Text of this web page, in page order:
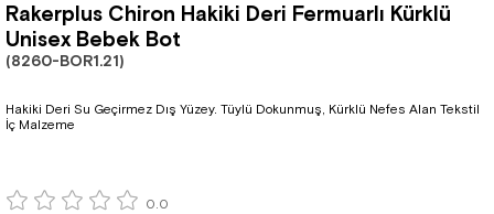
Rakerplus Chiron Hakiki Deri Fermuarlı Kürklü
Unisex Bebek Bot
(8260-BOR1.21)
Hakiki Deri Su Geçirmez Dış Yüzey. Tüylü Dokunmuş, Kürklü Nefes Alan Tekstil
İç Malzeme
0.0